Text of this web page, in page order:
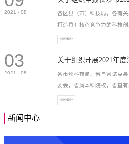
2021 - 08
各区县（市）科技局，各有关
打造具有核心竞争力的科技
高新技术企业，充分...
+MORE+
03
2021 - 08
各市州科技局，省直管试点
委会，省属本科院校，省直有
+MORE+
新闻中心